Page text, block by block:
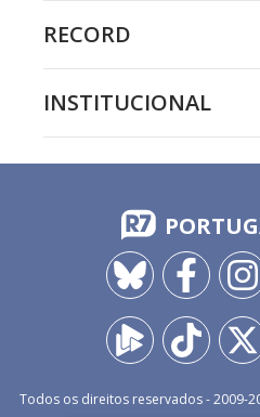
RECORD
INSTITUCIONAL
Todos os direitos reservados - 2009-